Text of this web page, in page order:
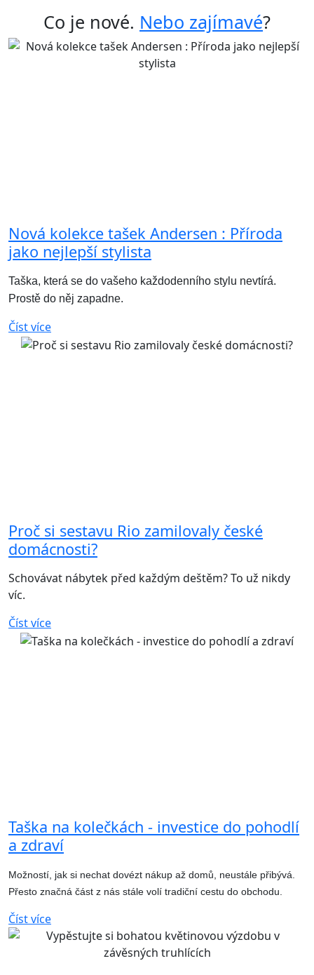
Co je nové. Nebo zajímavé?
Nová kolekce tašek Andersen : Příroda
jako nejlepší stylista
Taška, která se do vašeho každodenního stylu nevtírá.
Prostě do něj zapadne.
Číst více
Proč si sestavu Rio zamilovaly české
domácnosti?
Schovávat nábytek před každým deštěm? To už nikdy
víc.
Číst více
Taška na kolečkách - investice do pohodlí
a zdraví
Možností, jak si nechat dovézt nákup až domů, neustále přibývá.
Přesto značná část z nás stále volí tradiční cestu do obchodu.
Číst více